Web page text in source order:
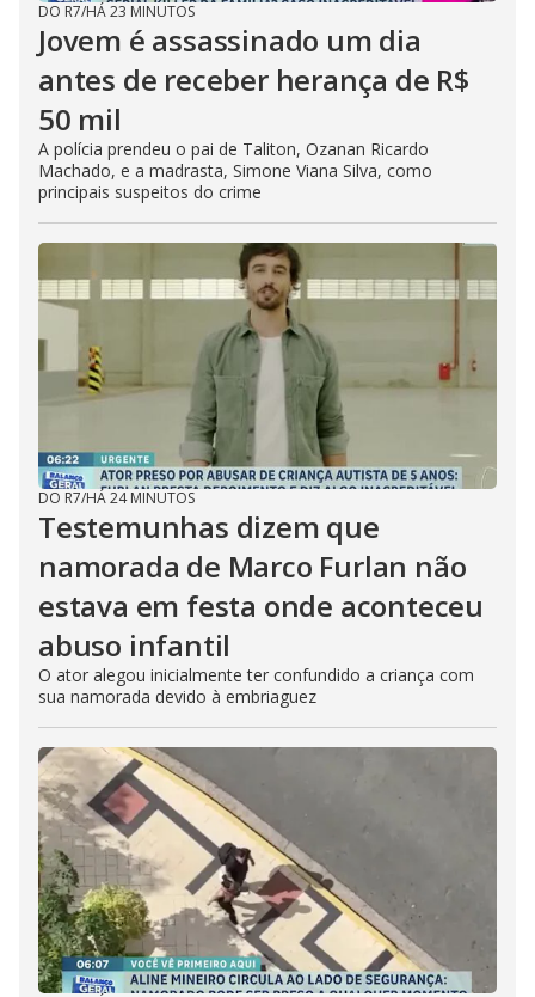
DO R7/HÁ 23 MINUTOS
Jovem é assassinado um dia
antes de receber herança de R$
50 mil
A polícia prendeu o pai de Taliton, Ozanan Ricardo
Machado, e a madrasta, Simone Viana Silva, como
principais suspeitos do crime
DO R7/HÁ 24 MINUTOS
Testemunhas dizem que
namorada de Marco Furlan não
estava em festa onde aconteceu
abuso infantil
O ator alegou inicialmente ter confundido a criança com
sua namorada devido à embriaguez